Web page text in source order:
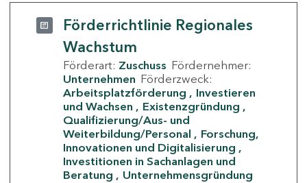
Förderrichtlinie Regionales
Wachstum
Förderart: Zuschuss Fördernehmer:
Unternehmen Förderzweck:
Arbeitsplatzförderung
Investieren
und Wachsen
Existenzgründung
Qualifizierung/Aus- und
Weiterbildung/Personal
Forschung,
Innovationen und Digitalisierung
Investitionen in Sachanlagen und
Beratung
Unternehmensgründung